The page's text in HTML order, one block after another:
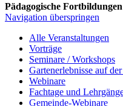
Pädagogische Fortbildungen
Navigation überspringen
Alle Veranstaltungen
Vorträge
Seminare / Workshops
Gartenerlebnisse auf
Webinare
Fachtage und
Gemeinde-Webinare